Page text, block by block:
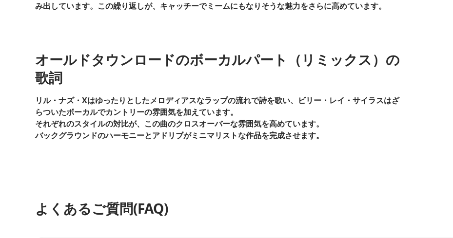
み出しています。この繰り返しが、キャッチーでミームにもなりそうな魅力をさらに高めています。
オールドタウンロードのボーカルパート（リミックス）の
歌詞
リル・ナズ・Xはゆったりとしたメロディアスなラップの流れで詩を歌い、ビリー・レイ・サイラスはざ
らついたボーカルでカントリーの雰囲気を加えています。
それぞれのスタイルの対比が、この曲のクロスオーバーな雰囲気を高めています。
バックグラウンドのハーモニーとアドリブがミニマリストな作品を完成させます。
よくあるご質問(FAQ)